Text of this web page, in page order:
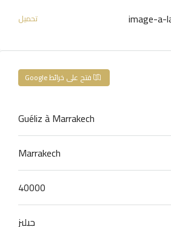
تحميل
فتح على خرائط Google
Guéliz à Marrakech
Marrakech
40000
جيليز